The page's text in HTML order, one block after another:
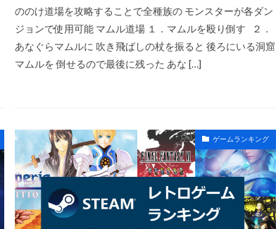
ののけ道場を攻略することで全種族の モンスターが各ダン
ジョンで使用可能 マムル道場 １．マムルを殴り倒す ２．
あなぐらマムルに 吹き飛ばしの杖を振ると 後ろにいる洞窟
マムルを 倒せるので最後に残った あな […]
ゲームランキング